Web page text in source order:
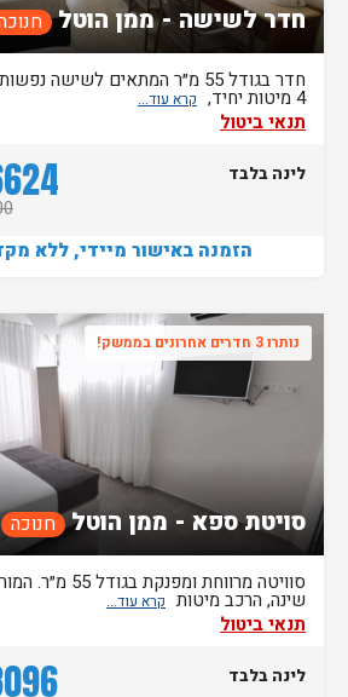
חדר לשישה - ממן הוטל
חדר בגודל 55 מ״ר המתאים לשישה
4 מיטות יחיד,
תנאי ביטול
לינה בלבד
הזמנה באישור מיידי, ללא
נותרו 3 חדרים אחרונים בממשק!
סויטת ספא - ממן הוטל חנוכה
סוויטה מרווחת
שינה, הרכב מיטות
תנאי ביטול
לינה בלבד